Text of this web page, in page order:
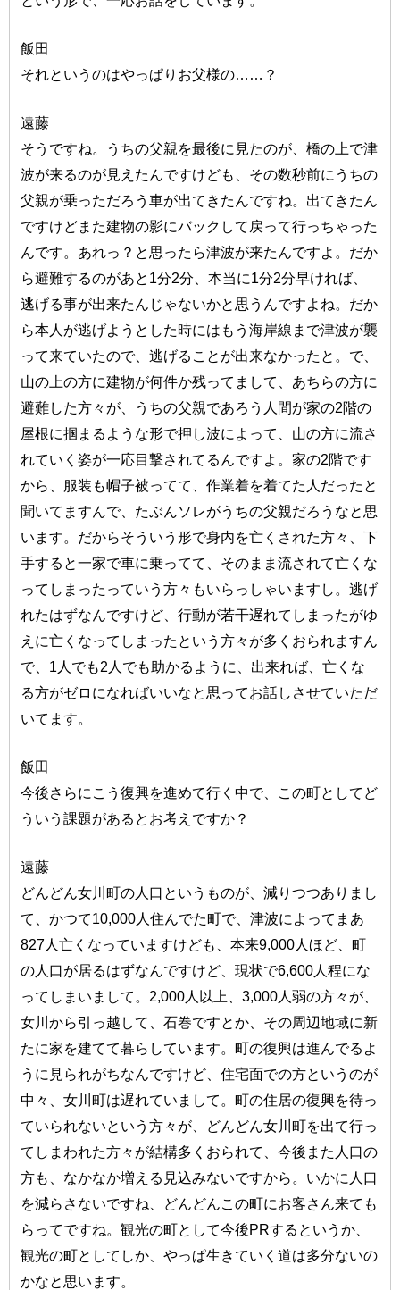
飯田
それというのはやっぱりお父様の……？
遠藤
そうですね。うちの父親を最後に見たのが、橋の上で津
波が来るのが見えたんですけども、その数秒前にうちの
父親が乗っただろう車が出てきたんですね。出てきたん
ですけどまた建物の影にバックして戻って行っちゃった
んです。あれっ？と思ったら津波が来たんですよ。だか
ら避難するのがあと1分2分、本当に1分2分早ければ、
逃げる事が出来たんじゃないかと思うんですよね。だか
ら本人が逃げようとした時にはもう海岸線まで津波が襲
って来ていたので、逃げることが出来なかったと。で、
山の上の方に建物が何件か残ってまして、あちらの方に
避難した方々が、うちの父親であろう人間が家の2階の
屋根に掴まるような形で押し波によって、山の方に流さ
れていく姿が一応目撃されてるんですよ。家の2階です
から、服装も帽子被ってて、作業着を着てた人だったと
聞いてますんで、たぶんソレがうちの父親だろうなと思
います。だからそういう形で身内を亡くされた方々、下
手すると一家で車に乗ってて、そのまま流されて亡くな
ってしまったっていう方々もいらっしゃいますし。逃げ
れたはずなんですけど、行動が若干遅れてしまったがゆ
えに亡くなってしまったという方々が多くおられますん
で、1人でも2人でも助かるように、出来れば、亡くな
る方がゼロになればいいなと思ってお話しさせていただ
いてます。
飯田
今後さらにこう復興を進めて行く中で、この町としてど
ういう課題があるとお考えですか？
遠藤
どんどん女川町の人口というものが、減りつつありまし
て、かつて10,000人住んでた町で、津波によってまあ
827人亡くなっていますけども、本来9,000人ほど、町
の人口が居るはずなんですけど、現状で6,600人程にな
ってしまいまして。2,000人以上、3,000人弱の方々が、
女川から引っ越して、石巻ですとか、その周辺地域に新
たに家を建てて暮らしています。町の復興は進んでるよ
うに見られがちなんですけど、住宅面での方というのが
中々、女川町は遅れていまして。町の住居の復興を待っ
ていられないという方々が、どんどん女川町を出て行っ
てしまわれた方々が結構多くおられて、今後また人口の
方も、なかなか増える見込みないですから。いかに人口
を減らさないですね、どんどんこの町にお客さん来ても
らってですね。観光の町として今後PRするというか、
観光の町としてしか、やっぱ生きていく道は多分ないの
かなと思います。